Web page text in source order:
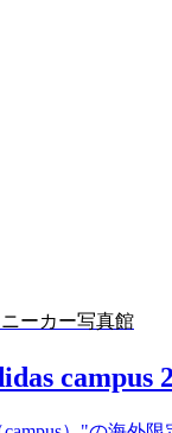
ーカー写真館
campus 2